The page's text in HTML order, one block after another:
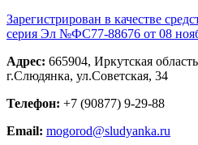
Зарегистрирован в качестве
серия Эл №ФС77-88676 от 08
Адрес: 665904, Иркутская
г.Слюдянка, ул.Советская, 34
Телефон: +7 (90877) 9-29-88
Email: mogorod@sludyanka.ru